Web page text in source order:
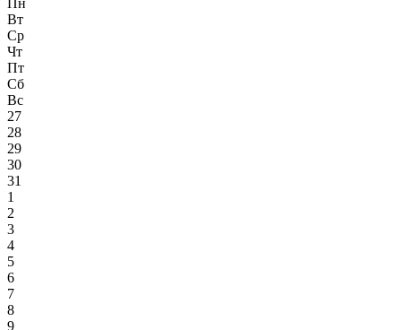
Пн
Вт
Ср
Чт
Пт
Сб
Вс
27
28
29
30
31
1
2
3
4
5
6
7
8
9